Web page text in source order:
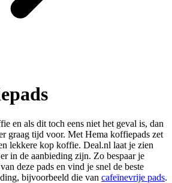
en als dit toch eens niet het geval is, dan
graag tijd voor. Met Hema koffiepads zet
lekkere kop koffie. Deal.nl laat je zien
in de aanbieding zijn. Zo bespaar je
deze pads en vind je snel de beste
bijvoorbeeld die van cafeïnevrije pads.